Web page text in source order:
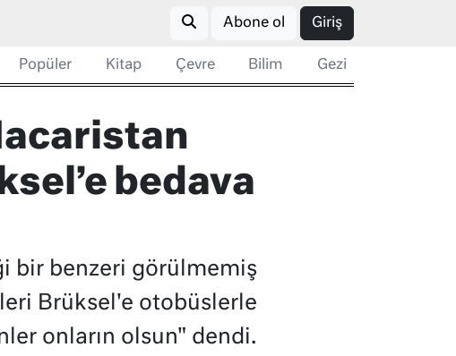
Abone ol Giriş
Popüler Kitap Çevre Bilim Gezi
bedava
bir benzeri görülmemiş
Brüksel'e otobüslerle
onların olsun" dendi.